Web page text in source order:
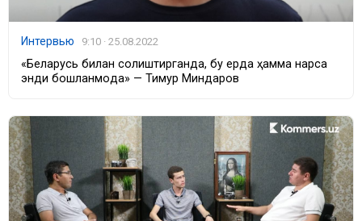
Интервью 9:10 · 25.08.2022
«Беларусь билан солиштирганда, бу ерда ҳамма нарса
энди бошланмоқда» — Тимур Миндаров